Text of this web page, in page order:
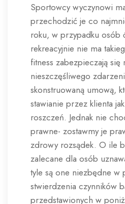
Sportowcy wyczynowi
przechodzić je co
roku, w przypadku osób
rekreacyjnie nie ma
fitness zabezpieczają się
nieszczęśliwego
skonstruowaną umową,
stawianie przez klienta
roszczeń. Jednak nie
prawne- zostawmy je
zdrowy rozsądek. O ile
zalecane dla osób
tyle są one niezbędne w
stwierdzenia czynników
przedstawionych w